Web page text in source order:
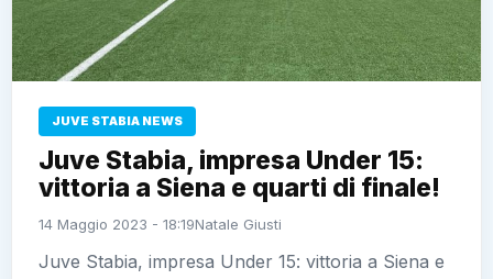
JUVE STABIA NEWS
Juve Stabia, impresa Under 15:
vittoria a Siena e quarti di finale!
14 Maggio 2023 - 18:19Natale Giusti
Juve Stabia, impresa Under 15: vittoria a Siena e